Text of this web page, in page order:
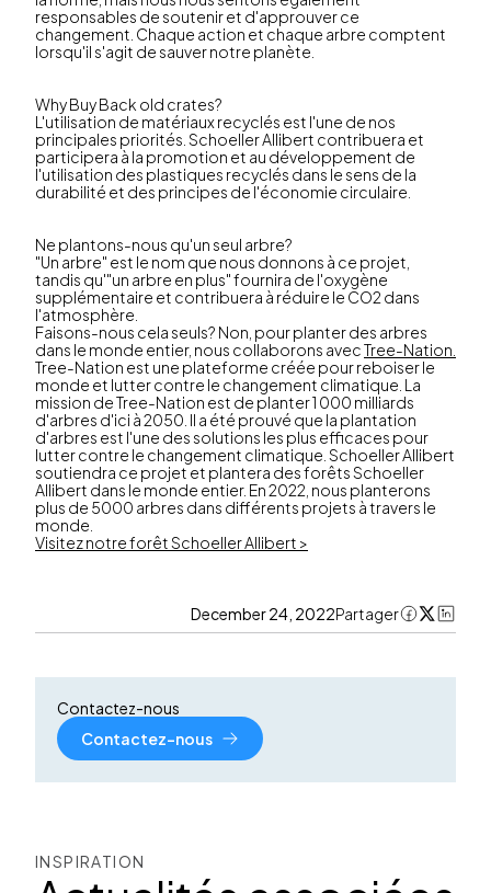
responsables de soutenir et d'approuver ce
changement. Chaque action et chaque arbre comptent
lorsqu'il s'agit de sauver notre planète.
Why Buy Back old crates?
L'utilisation de matériaux recyclés est l'une de nos
principales priorités. Schoeller Allibert contribuera et
participera à la promotion et au développement de
l'utilisation des plastiques recyclés dans le sens de la
durabilité et des principes de l'économie circulaire.
Ne plantons-nous qu'un seul arbre?
"Un arbre" est le nom que nous donnons à ce projet,
tandis qu'"un arbre en plus" fournira de l'oxygène
supplémentaire et contribuera à réduire le CO2 dans
l'atmosphère.
Faisons-nous cela seuls? Non, pour planter des arbres
dans le monde entier, nous collaborons avecTree-Nation.
Tree-Nation est une plateforme créée pour reboiser le
monde et lutter contre le changement climatique. La
mission de Tree-Nation est de planter 1 000 milliards
d'arbres d'ici à 2050. Il a été prouvé que la plantation
d'arbres est l'une des solutions les plus efficaces pour
lutter contre le changement climatique. Schoeller Allibert
soutiendra ce projet et plantera des forêts Schoeller
Allibert dans le monde entier. En 2022, nous planterons
plus de 5000 arbres dans différents projets à travers le
monde.
Visitez notre forêt Schoeller Allibert >
December 24, 2022Partager
Contactez-nous
Contactez-nous
INSPIRATION